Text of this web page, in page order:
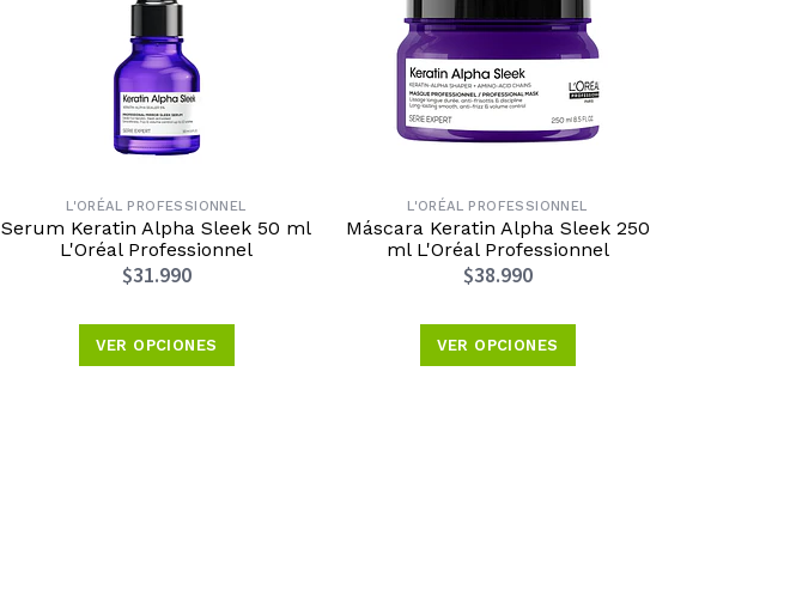
L'ORÉAL PROFESSIONNEL
Serum Keratin Alpha Sleek 50 ml
L'Oréal Professionnel
$31.990
VER OPCIONES
L'ORÉAL PROFESSIONNEL
Máscara Keratin Alpha Sleek 250
ml L'Oréal Professionnel
$38.990
VER OPCIONES